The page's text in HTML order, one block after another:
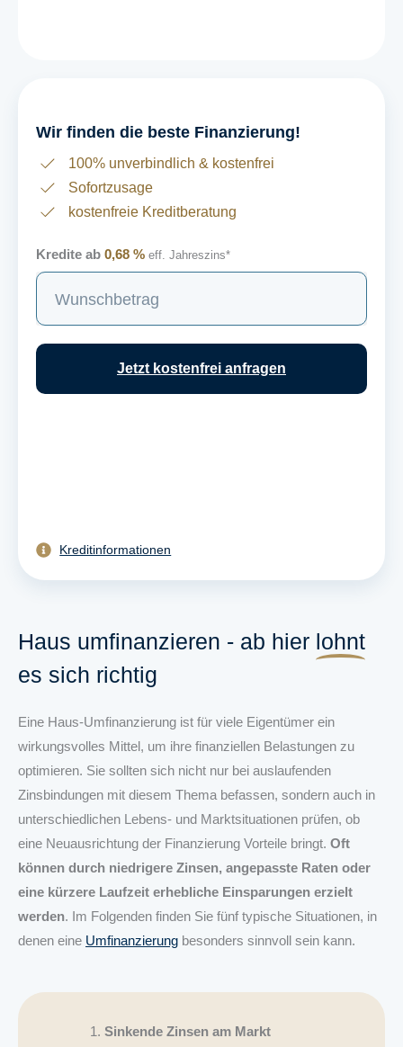
Wir finden die beste Finanzierung!
100% unverbindlich & kostenfrei
Sofortzusage
kostenfreie Kreditberatung
Kredite ab 0,68 % eff. Jahreszins*
S
h
Jetzt kostenfrei anfragen
Kreditinformationen
Haus umfinanzieren - ab hier lohnt
es sich richtig
Eine Haus-Umfinanzierung ist für viele Eigentümer ein
wirkungsvolles Mittel, um ihre finanziellen Belastungen zu
optimieren. Sie sollten sich nicht nur bei auslaufenden
Zinsbindungen mit diesem Thema befassen, sondern auch in
unterschiedlichen Lebens- und Marktsituationen prüfen, ob
eine Neuausrichtung der Finanzierung Vorteile bringt. Oft
können durch niedrigere Zinsen, angepasste Raten oder
eine kürzere Laufzeit erhebliche Einsparungen erzielt
werden. Im Folgenden finden Sie fünf typische Situationen, in
denen eine Umfinanzierung besonders sinnvoll sein kann.
Sinkende Zinsen am Markt